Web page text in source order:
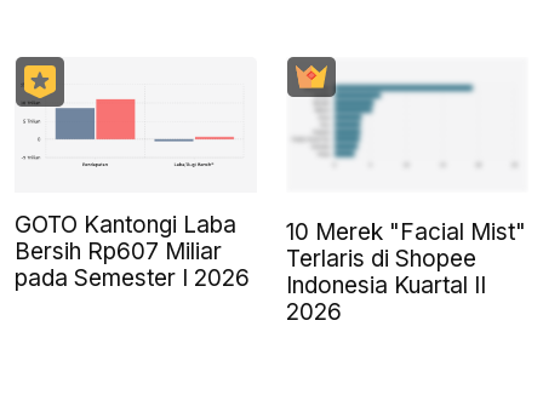
GOTO Kantongi Laba
Bersih Rp607 Miliar
pada Semester I 2026
10 Merek "Facial Mist"
Terlaris di Shopee
Indonesia Kuartal II
2026